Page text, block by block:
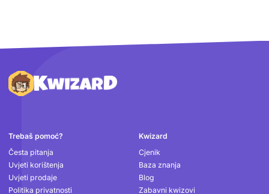
Podnožje
Trebaš pomoć?
Česta pitanja
Uvjeti korištenja
Uvjeti prodaje
Politika privatnosti
Kwizard
Cjenik
Baza znanja
Blog
Zabavni kwizovi